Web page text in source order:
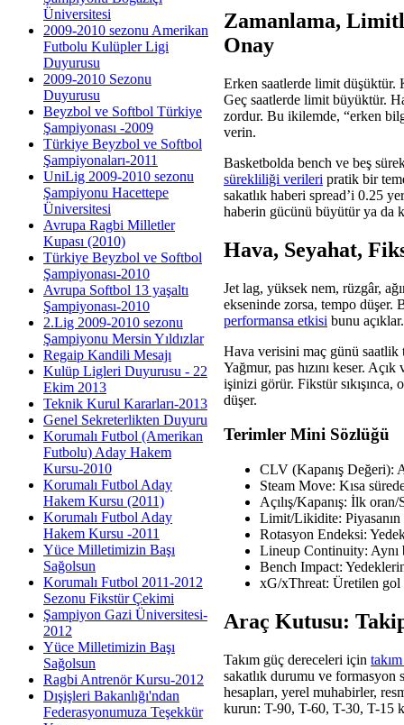
Üniversitesi
2009-2010 sezonu Amerikan
Futbolu Kulüpler Ligi
Duyurusu
2009-2010 Sezonu
Duyurusu
Beyzbol ve Softbol Türkiye
Şampiyonası -2009
Türkiye Beyzbol ve Softbol
Şampiyonaları-2011
UniLig 2009-2010 sezonu
Şampiyonu Hacettepe
Üniversitesi
Avrupa Ragbi Milletler
Kupası (2010)
Türkiye Beyzbol ve Softbol
Şampiyonası-2010
Avrupa Softbol 13 yaşaltı
Şampiyonası-2010
2.Lig 2009-2010 sezonu
Şampiyonu Mersin Yıldızlar
Regaip Kandili Mesajı
Kulüp Ligleri Duyurusu - 22
Ekim 2013
Teknik Kurul Kararları-2013
Genel Sekreterlikten Duyuru
Korumalı Futbol (Amerikan
Futbolu) Aday Hakem
Kursu-2010
Korumalı Futbol Aday
Hakem Kursu (2011)
Korumalı Futbol Aday
Hakem Kursu -2011
Yüce Milletimizin Başı
Sağolsun
Korumalı Futbol 2011-2012
Sezonu Fikstür Çekimi
Şampiyon Gazi Üniversitesi-
2012
Yüce Milletimizin Başı
Sağolsun
Ragbi Antrenör Kursu-2012
Dışişleri Bakanlığı'ndan
Federasyonumuza Teşekkür
Zamanlama,
Onay
Erken saatlerde limit düşüktür.
Geç saatlerde limit büyüktür.
zordur. Bu ikilemde, “erken
verin.
Basketbolda bench ve beş
sürekliliği verileri pratik bir
sakatlık haberi spread’i 0.25
haberin gücünü büyütür ya da
Hava, Seyahat,
Jet lag, yüksek nem, rüzgâr,
ekseninde zorsa, tempo
performansa etkisi bunu açıklar.
Hava verisini maç günü saatlik
Yağmur, pas hızını keser.
işinizi görür. Fikstür
düşer.
Terimler Mini Sözlüğü
CLV (Kapanış Değeri):
Steam Move: Kısa
Açılış/Kapanış: İlk oran/
Limit/Likidite: Piyasanın
Rotasyon Endeksi:
Lineup Continuity: Aynı
Bench Impact:
xG/xThreat: Üretilen gol
Araç Kutusu:
Takım güç dereceleri için
sakatlık durumu ve formasyon
hesapları, yerel muhabirler,
kurun: T-90, T-60, T-30, T-15